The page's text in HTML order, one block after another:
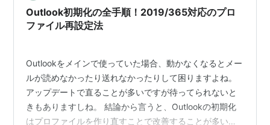
る方法を初心者の方にもわかりやすく紹介します。…
Outlook初期化の全手順！2019/365対応のプロ
ファイル再設定法
Outlookをメインで使っていた場合、動かなくなるとメー
ルが読めなかったり送れなかったりして困りますよね。
アップデートで直ることが多いですが待ってられないと
きもありますしね。 結論から言うと、Outlookの初期化
はプロファイルを作り直すことで改善することが多いで